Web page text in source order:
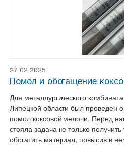
27.02.2025
Помол и обогащение
Для металлургического
Липецкой области был проведен
помол коксовой мелочи. Перед
стояла задача не только
обогатить материал, повысив в